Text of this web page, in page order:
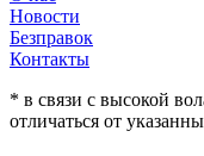
Новости
Безправок
Контакты
* в связи с высокой
отличаться от